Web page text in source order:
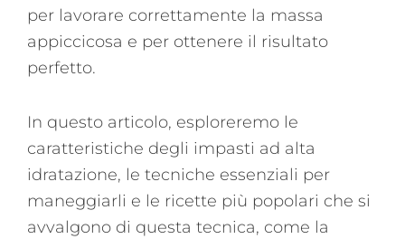
per lavorare correttamente la massa
appiccicosa e per ottenere il risultato
perfetto​.
In questo articolo, esploreremo le
caratteristiche degli impasti ad alta
idratazione, le tecniche essenziali per
maneggiarli e le ricette più popolari che si
avvalgono di questa tecnica, come la